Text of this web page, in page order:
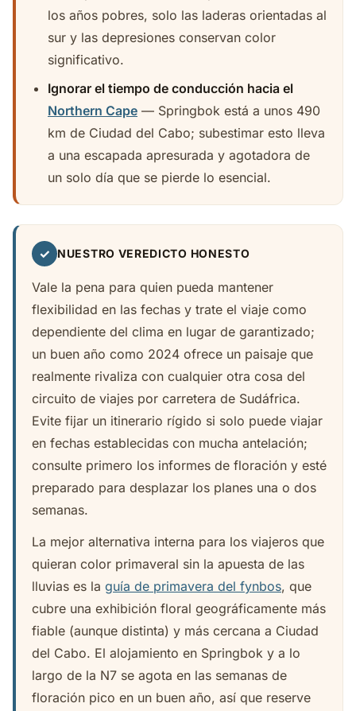
los años pobres, solo las laderas orientadas al
sur y las depresiones conservan color
significativo.
Ignorar el tiempo de conducción hacia el
Northern Cape — Springbok está a unos 490
km de Ciudad del Cabo; subestimar esto lleva
a una escapada apresurada y agotadora de
un solo día que se pierde lo esencial.
✓ NUESTRO VEREDICTO HONESTO
Vale la pena para quien pueda mantener
flexibilidad en las fechas y trate el viaje como
dependiente del clima en lugar de garantizado;
un buen año como 2024 ofrece un paisaje que
realmente rivaliza con cualquier otra cosa del
circuito de viajes por carretera de Sudáfrica.
Evite fijar un itinerario rígido si solo puede viajar
en fechas establecidas con mucha antelación;
consulte primero los informes de floración y esté
preparado para desplazar los planes una o dos
semanas.
La mejor alternativa interna para los viajeros que
quieran color primaveral sin la apuesta de las
lluvias es la guía de primavera del fynbos, que
cubre una exhibición floral geográficamente más
fiable (aunque distinta) y más cercana a Ciudad
del Cabo. El alojamiento en Springbok y a lo
largo de la N7 se agota en las semanas de
floración pico en un buen año, así que reserve